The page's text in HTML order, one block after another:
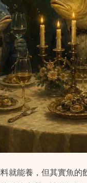
就能養，但其實魚